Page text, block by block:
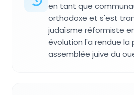
en tant que
orthodoxe et s'est
judaïsme réformiste
évolution l'a rendue la
assemblée juive du